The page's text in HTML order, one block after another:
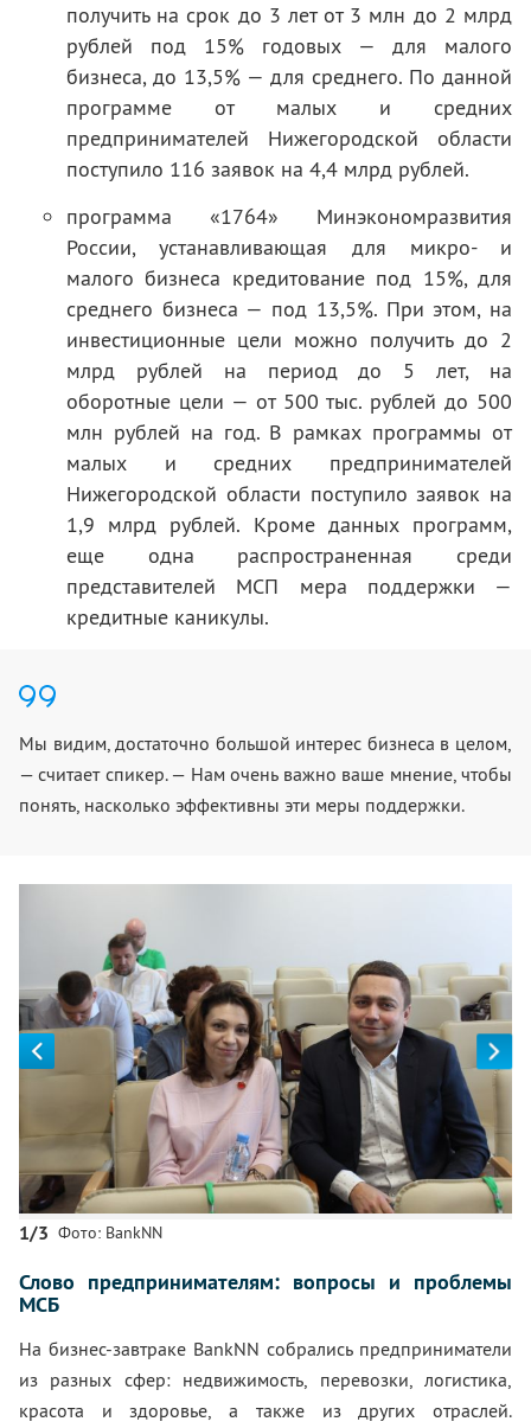
получить на срок до 3 лет от 3 млн до 2 млрд
рублей под 15% годовых — для малого
бизнеса, до 13,5% — для среднего. По данной
программе от малых и средних
предпринимателей Нижегородской области
поступило 116 заявок на 4,4 млрд рублей.
программа «1764» Минэкономразвития
России, устанавливающая для микро- и
малого бизнеса кредитование под 15%, для
среднего бизнеса — под 13,5%. При этом, на
инвестиционные цели можно получить до 2
млрд рублей на период до 5 лет, на
оборотные цели — от 500 тыс. рублей до 500
млн рублей на год. В рамках программы от
малых и средних предпринимателей
Нижегородской области поступило заявок на
1,9 млрд рублей. Кроме данных программ,
еще одна распространенная среди
представителей МСП мера поддержки —
кредитные каникулы.
Мы видим, достаточно большой интерес бизнеса в целом,
— считает спикер. — Нам очень важно ваше мнение, чтобы
понять, насколько эффективны эти меры поддержки.
1/3 Фото: BankNN
Слово предпринимателям: вопросы и проблемы
МСБ
На бизнес-завтраке BankNN собрались предприниматели
из разных сфер: недвижимость, перевозки, логистика,
красота и здоровье, а также из других отраслей.